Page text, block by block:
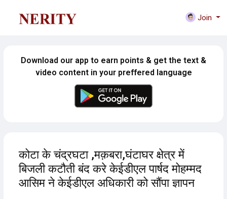
Join
Download our app to earn points & get the text &
video content in your preffered language
कोटा के चंद्रघटा ,मक़बरा,घंटाघर क्षेत्र में
बिजली कटौती बंद करे केईडीएल पार्षद मोहम्मद
आसिम ने केईडीएल अधिकारी को सौंपा ज्ञापन